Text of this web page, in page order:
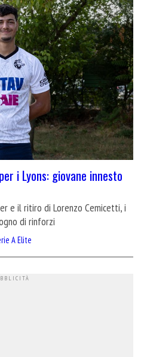
i Lyons: giovane innesto
e il ritiro di Lorenzo Cemicetti, i
di rinforzi
A Elite